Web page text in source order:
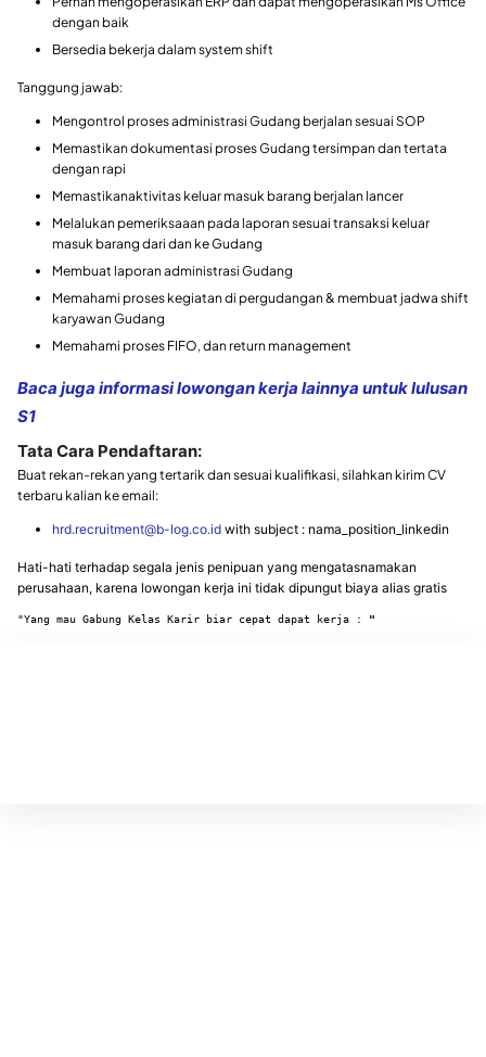
dengan baik
Bersedia bekerja dalam system shift
Tanggung jawab:
Mengontrol proses administrasi Gudang berjalan sesuai SOP
Memastikan dokumentasi proses Gudang tersimpan dan tertata
dengan rapi
Memastikanaktivitas keluar masuk barang berjalan lancer
Melalukan pemeriksaaan pada laporan sesuai transaksi keluar
masuk barang dari dan ke Gudang
Membuat laporan administrasi Gudang
Memahami proses kegiatan di pergudangan & membuat jadwa shift
karyawan Gudang
Memahami proses FIFO, dan return management
Baca juga informasi lowongan kerja lainnya untuk lulusan
S1
Tata Cara Pendaftaran:
Buat rekan-rekan yang tertarik dan sesuai kualifikasi, silahkan kirim CV
terbaru kalian ke email:
hrd.recruitment@b-log.co.id with subject : nama_position_linkedin
Hati-hati terhadap segala jenis penipuan yang mengatasnamakan
perusahaan, karena lowongan kerja ini tidak dipungut biaya alias gratis
"Yang mau Gabung Kelas Karir biar cepat dapat kerja : "